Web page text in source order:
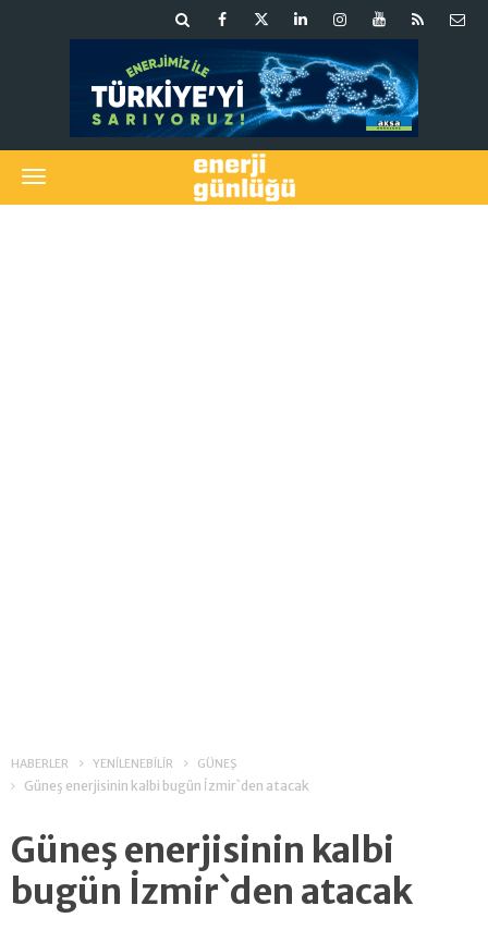
HABERLER YENİLENEBİLİR GÜNEŞ
Güneş enerjisinin kalbi bugün İzmir`den atacak
Güneş enerjisinin kalbi
bugün İzmir`den atacak